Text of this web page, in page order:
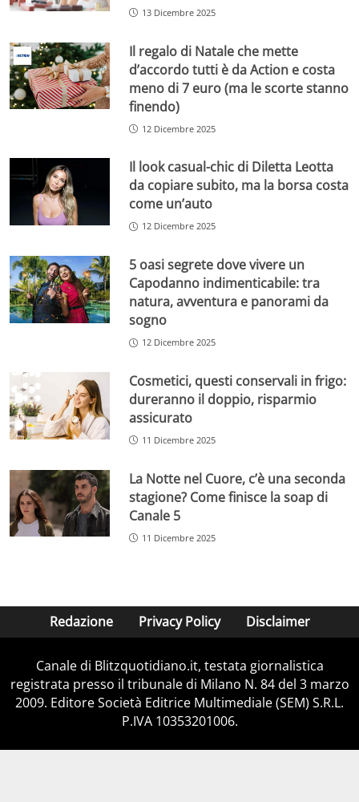
13 Dicembre 2025
Il regalo di Natale che mette
d’accordo tutti è da Action e costa
meno di 7 euro (ma le scorte stanno
finendo)
12 Dicembre 2025
Il look casual-chic di Diletta Leotta
da copiare subito, ma la borsa costa
come un’auto
12 Dicembre 2025
5 oasi segrete dove vivere un
Capodanno indimenticabile: tra
natura, avventura e panorami da
sogno
12 Dicembre 2025
Cosmetici, questi conservali in frigo:
dureranno il doppio, risparmio
assicurato
11 Dicembre 2025
La Notte nel Cuore, c’è una seconda
stagione? Come finisce la soap di
Canale 5
11 Dicembre 2025
Redazione Privacy Policy Disclaimer
Canale di Blitzquotidiano.it, testata giornalistica
registrata presso il tribunale di Milano N. 84 del 3 marzo
2009. Editore Società Editrice Multimediale (SEM) S.R.L.
P.IVA 10353201006.